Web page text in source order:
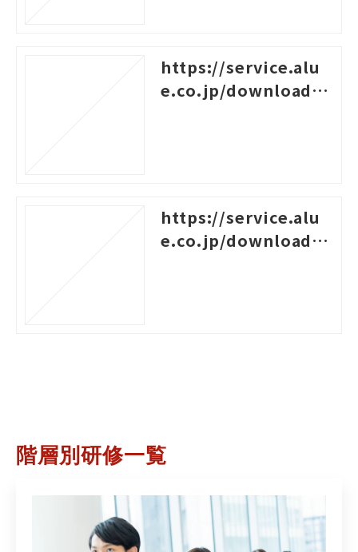
https://service.alu
e.co.jp/download/3
https://service.alu
e.co.jp/download/5
階層別研修一覧